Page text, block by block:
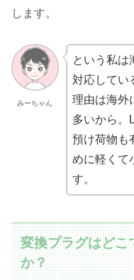
します。
みーちゃん
という私は
対応してい
理由は海外
多いから。
預け荷物も
めに軽くて
す。
変換プラグはどこ
か？